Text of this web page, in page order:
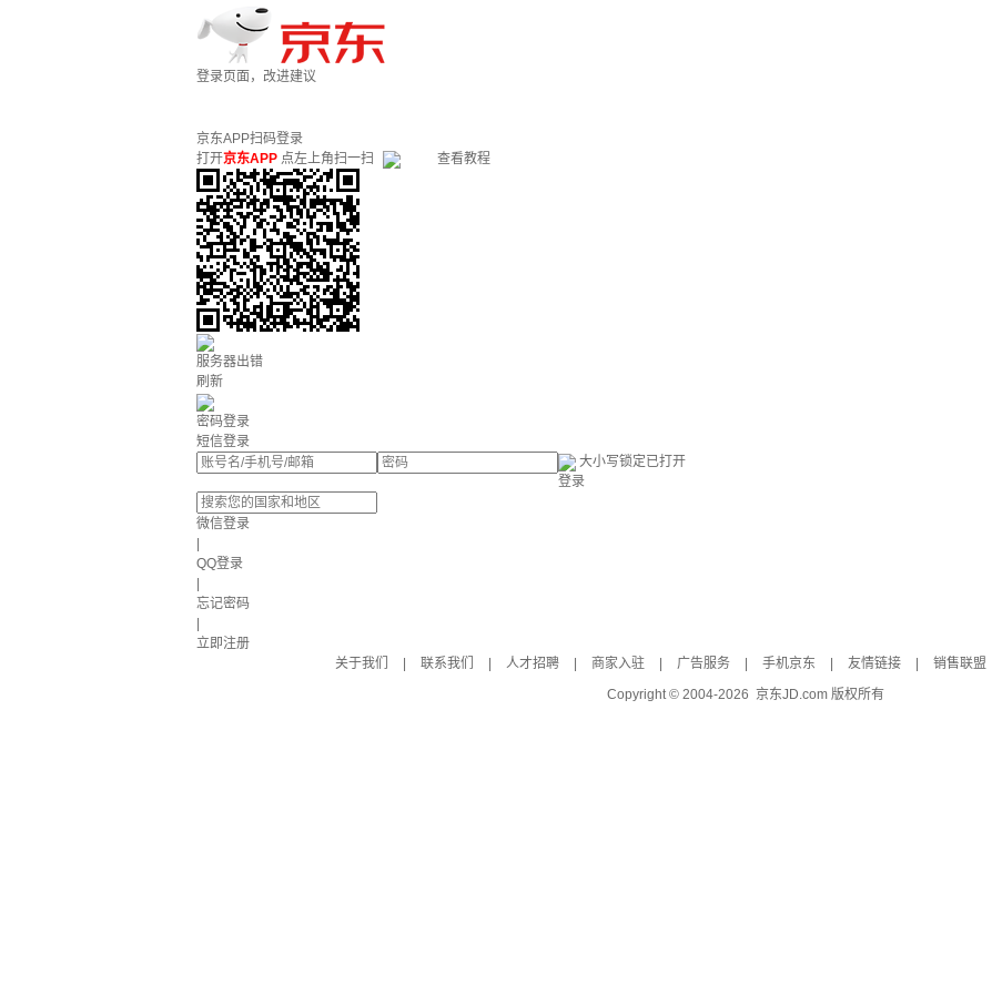
登录页面，改进建议
京东APP扫码登录
打开京东APP 点左上角扫一扫 查看教程
服务器出错
刷新
密码登录
短信登录
大小写锁定已打开
登录
微信登录
QQ登录
忘记密码
立即注册
关于我们
联系我们 人才招聘 商家入驻 广告服务 手机京东 友情链接 销售联盟
Copyright © 2004-2026 京东JD.com 版权所有